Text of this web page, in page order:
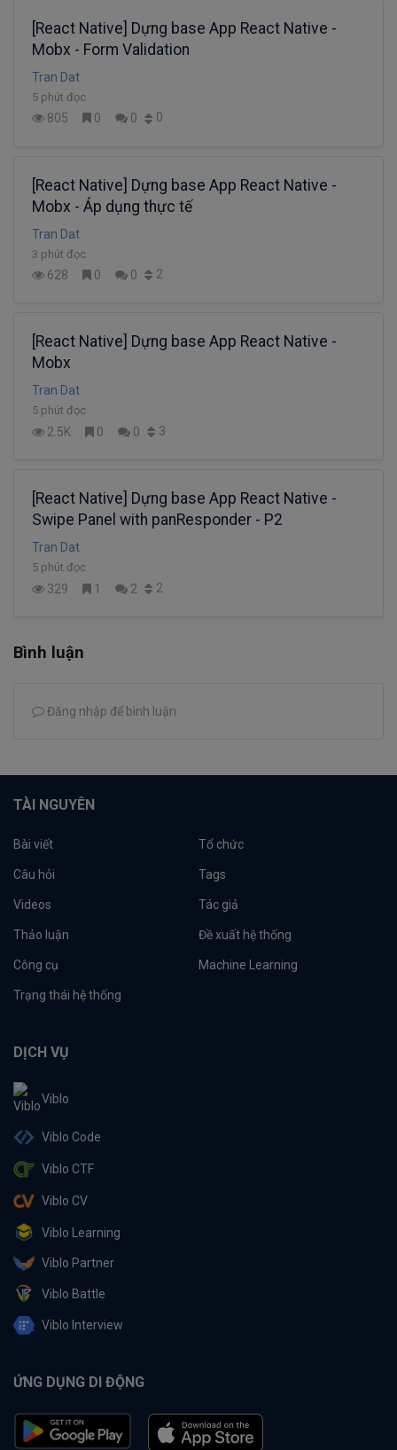
[React Native] Dựng base App React Native -
Mobx - Form Validation
Tran Dat
5 phút đọc
805 0 0 0
[React Native] Dựng base App React Native -
Mobx - Áp dụng thực tế
Tran Dat
3 phút đọc
628 0 0 2
[React Native] Dựng base App React Native -
Mobx
Tran Dat
5 phút đọc
2.5K 0 0 3
[React Native] Dựng base App React Native -
Swipe Panel with panResponder - P2
Tran Dat
5 phút đọc
329 1 2 2
Bình luận
Đăng nhập để bình luận
TÀI NGUYÊN
Bài viết Tổ chức
Câu hỏi Tags
Videos Tác giả
Thảo luận Đề xuất hệ thống
Công cụ Machine Learning
Trạng thái hệ thống
DỊCH VỤ
Viblo
Viblo Code
Viblo CTF
Viblo CV
Viblo Learning
Viblo Partner
Viblo Battle
Viblo Interview
ỨNG DỤNG DI ĐỘNG